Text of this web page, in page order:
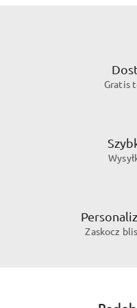
Gratis
Zaskocz